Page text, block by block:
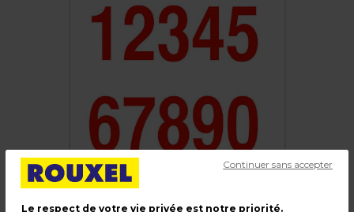
Le respect de votre vie privée est notre priorité.
Continuer sans accepter